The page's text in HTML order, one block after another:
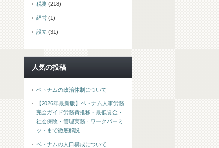
税務 (218)
経営 (1)
設立 (31)
人気の投稿
ベトナムの政治体制について
【2026年最新版】ベトナム人事労務
完全ガイド労務費推移・最低賃金・
社会保険・管理実務・ワークパーミ
ットまで徹底解説
ベトナムの人口構成について